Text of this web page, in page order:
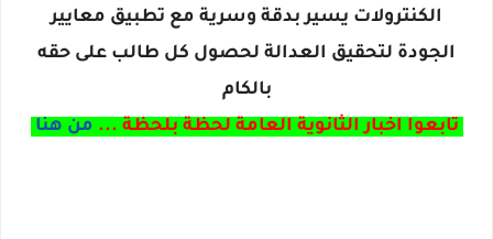
الكنترولات يسير بدقة وسرية مع تطبيق معايير
الجودة لتحقيق العدالة لحصول كل طالب على حقه
بالكام
تابعوا اخبار الثانوية العامة لحظة بلحظة ... من هنا